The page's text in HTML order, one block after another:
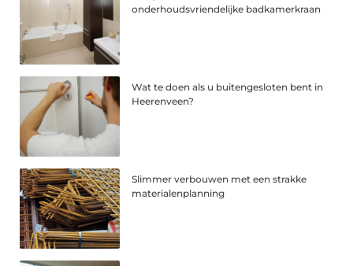
onderhoudsvriendelijke badkamerkraan
Wat te doen als u buitengesloten bent in
Heerenveen?
Slimmer verbouwen met een strakke
materialenplanning